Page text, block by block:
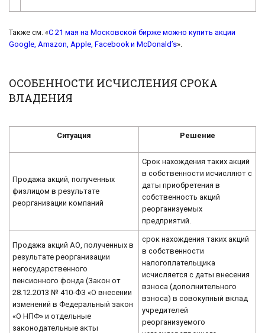
Также см. «С 21 мая на Московской бирже можно купить акции
Google, Amazon, Apple, Facebook и McDonald’s».
ОСОБЕННОСТИ ИСЧИСЛЕНИЯ СРОКА
ВЛАДЕНИЯ
Ситуация Решение
Продажа акций, полученных
физлицом в результате
реорганизации компаний
Срок нахождения таких акций
в собственности исчисляют с
даты приобретения в
собственность акций
реорганизуемых
предприятий.
Продажа акций АО, полученных в
результате реорганизации
негосударственного
пенсионного фонда (Закон от
28.12.2013 № 410-ФЗ «О внесении
изменений в Федеральный закон
«О НПФ» и отдельные
законодательные акты
срок нахождения таких акций
в собственности
налогоплательщика
исчисляется с даты внесения
взноса (дополнительного
взноса) в совокупный вклад
учредителей
реорганизуемого